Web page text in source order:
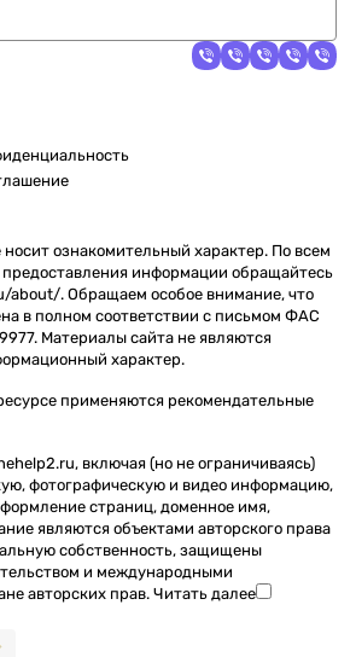
ознакомительный характер. По всем
предоставления информации обращайтесь
about/. Обращаем особое внимание, что
в полном соответствии с письмом ФАС
Материалы сайта не являются
характер.
применяются рекомендательные
включая (но не ограничиваясь)
фотографическую и видео информацию,
страниц, доменное имя,
являются объектами авторского права
собственность, защищены
и международными
авторских прав. Читать далее